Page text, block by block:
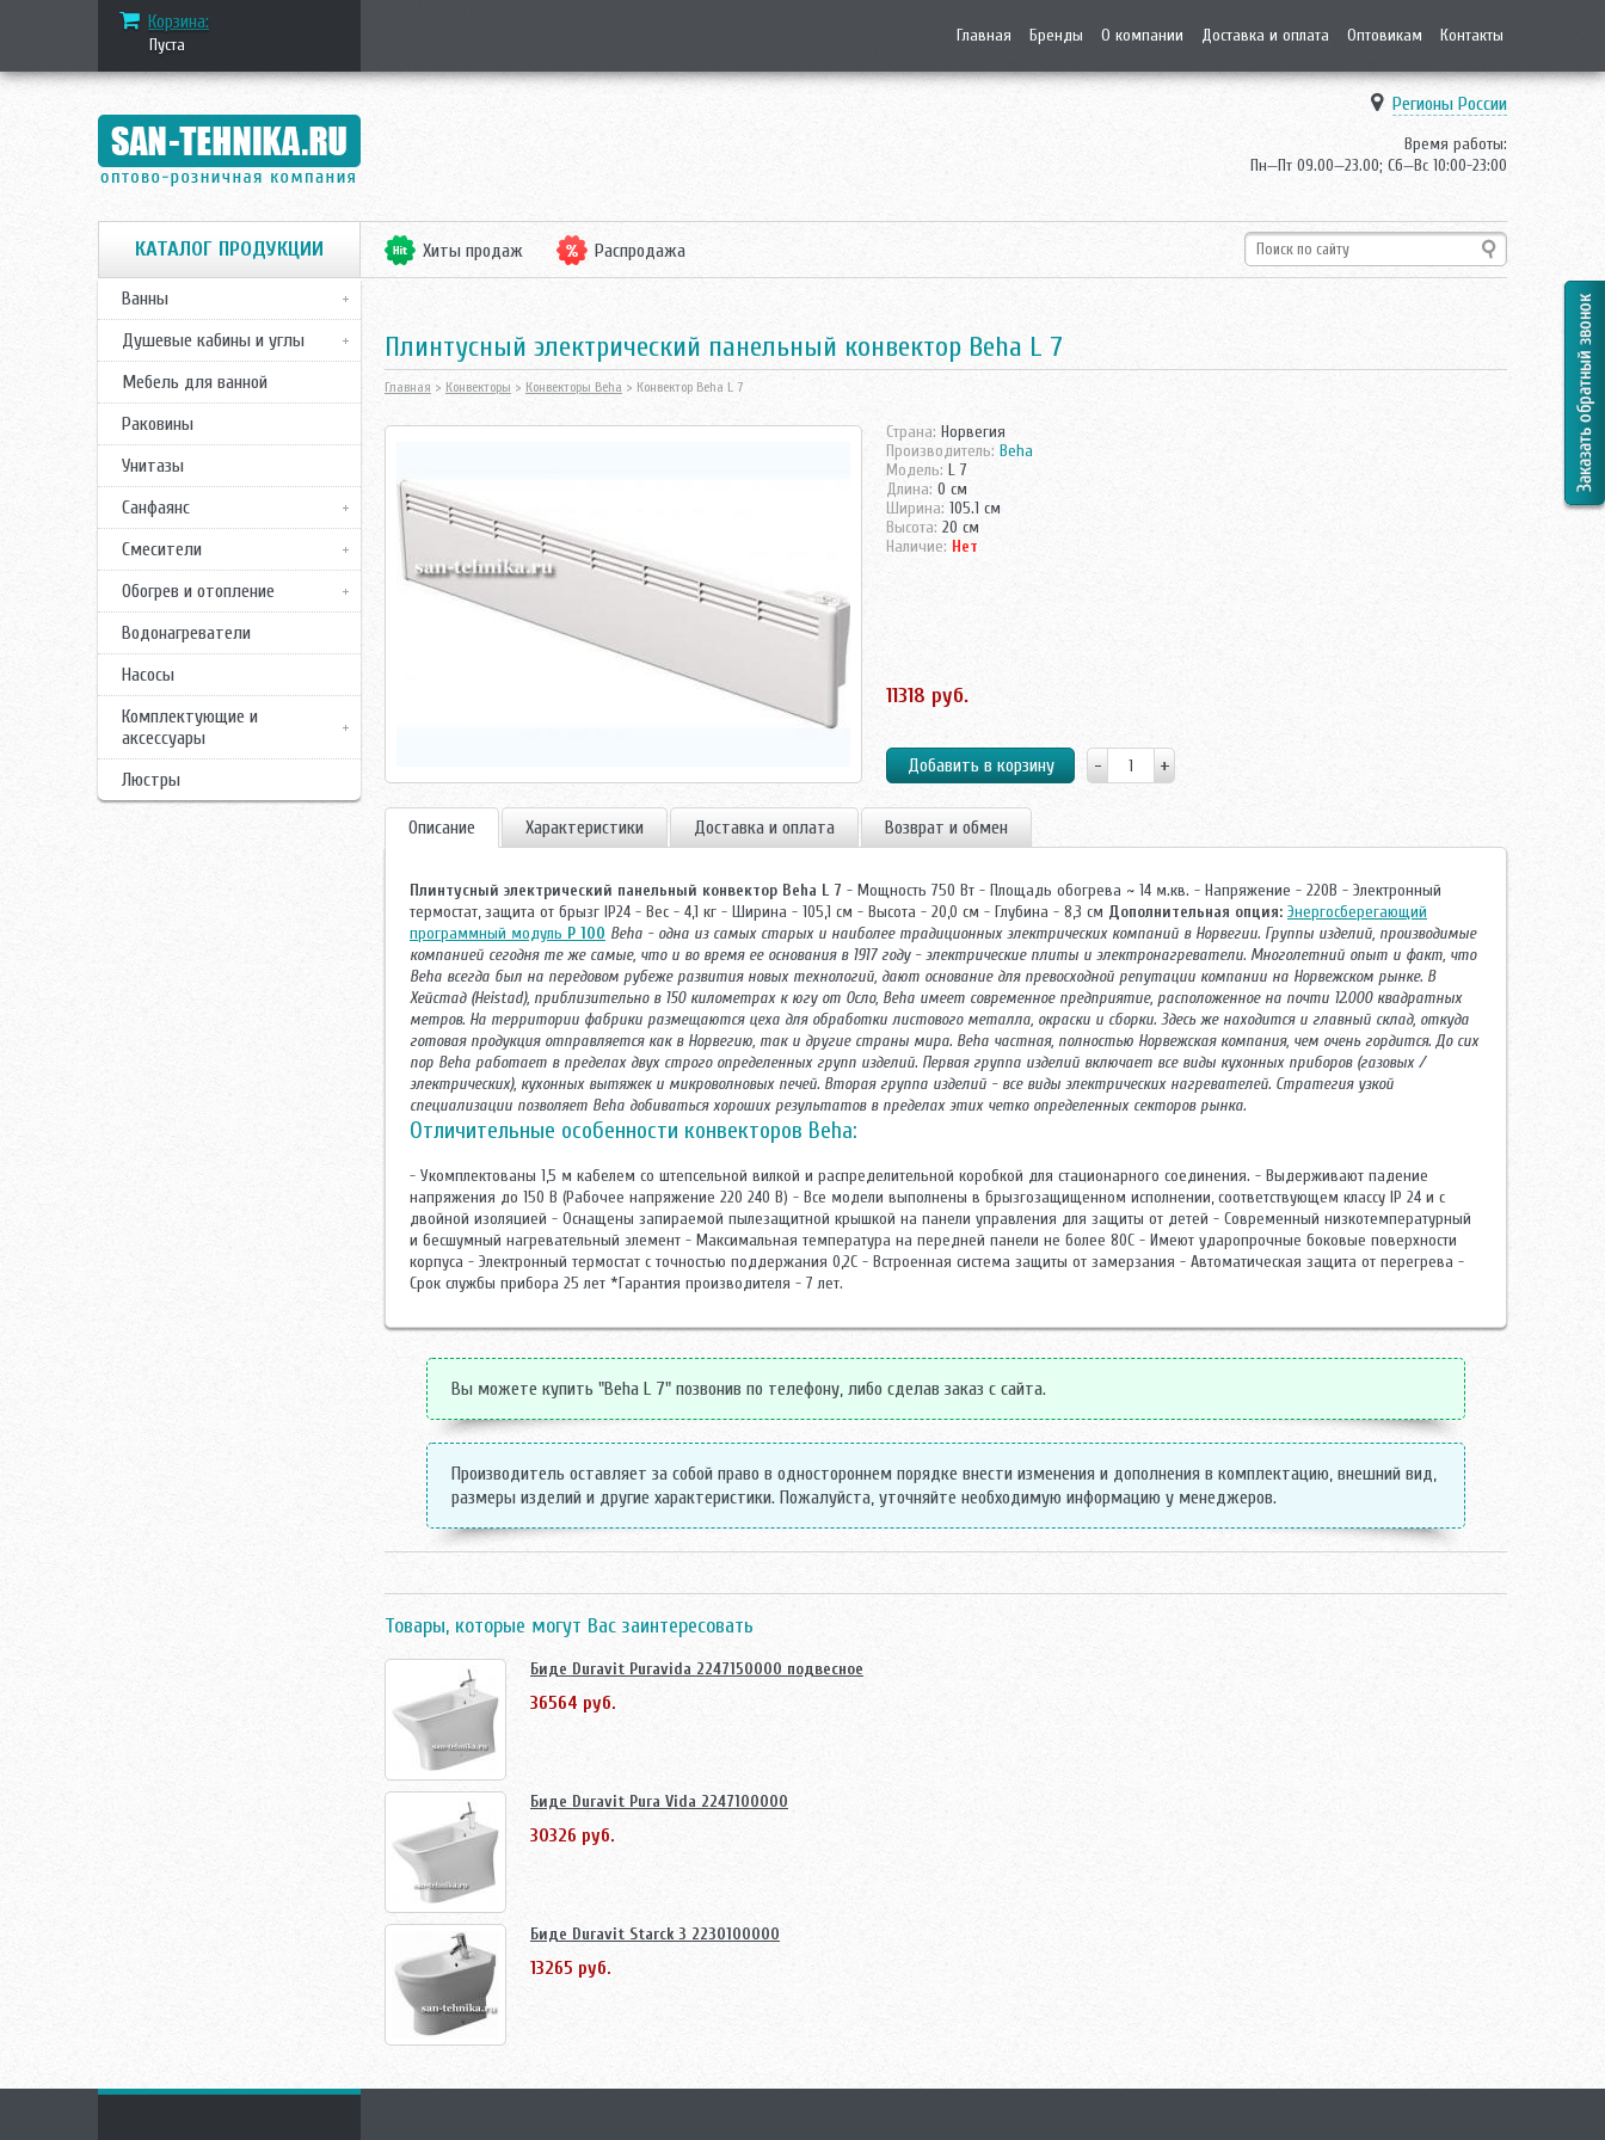
Корзина:
Пуста Главная Бренды О компании Доставка и оплата Оптовикам Контакты
Регионы России
Время работы:
Пн—Пт 09.00—23.00; Сб—Вс 10:00-23:00
КАТАЛОГ ПРОДУКЦИИ
Ванны
Душевые кабины и углы
Мебель для ванной
Раковины
Унитазы
Санфаянс
Смесители
Обогрев и отопление
Водонагреватели
Насосы
Комплектующие и
аксессуары
Люстры
Хиты продаж Распродажа
Плинтусный электрический панельный конвектор Beha L 7
Главная > Конвекторы > Конвекторы Beha > Конвектор Beha L 7
Страна: Норвегия
Производитель: Beha
Модель: L 7
Длина: 0 см
Ширина: 105.1 см
Высота: 20 см
Наличие: Нет
11318 руб.
Описание Характеристики Доставка и оплата Возврат и обмен
Плинтусный электрический панельный конвектор Beha L 7 - Мощность 750 Вт - Площадь обогрева ~ 14 м.кв. - Напряжение - 220В - Электронный
термостат, защита от брызг IP24 - Вес - 4,1 кг - Ширина - 105,1 см - Высота - 20,0 см - Глубина - 8,3 см Дополнительная опция: Энергосберегающий
программный модуль P 100 Beha - одна из самых старых и наиболее традиционных электрических компаний в Норвегии. Группы изделий, производимые
компанией сегодня те же самые, что и во время ее основания в 1917 году - электрические плиты и электронагреватели. Многолетний опыт и факт, что
Beha всегда был на передовом рубеже развития новых технологий, дают основание для превосходной репутации компании на Норвежском рынке. В
Хейстад (Heistad), приблизительно в 150 километрах к югу от Осло, Beha имеет современное предприятие, расположенное на почти 12.000 квадратных
метров. На территории фабрики размещаются цеха для обработки листового металла, окраски и сборки. Здесь же находится и главный склад, откуда
готовая продукция отправляется как в Норвегию, так и другие страны мира. Beha частная, полностью Норвежская компания, чем очень гордится. До сих
пор Beha работает в пределах двух строго определенных групп изделий. Первая группа изделий включает все виды кухонных приборов (газовых /
электрических), кухонных вытяжек и микроволновых печей. Вторая группа изделий - все виды электрических нагревателей. Стратегия узкой
специализации позволяет Beha добиваться хороших результатов в пределах этих четко определенных секторов рынка.
Отличительные особенности конвекторов Beha:
- Укомплектованы 1,5 м кабелем со штепсельной вилкой и распределительной коробкой для стационарного соединения. - Выдерживают падение
напряжения до 150 В (Рабочее напряжение 220 240 В) - Все модели выполнены в брызгозащищенном исполнении, соответствующем классу IP 24 и с
двойной изоляцией - Оснащены запираемой пылезащитной крышкой на панели управления для защиты от детей - Современный низкотемпературный
и бесшумный нагревательный элемент - Максимальная температура на передней панели не более 80С - Имеют ударопрочные боковые поверхности
корпуса - Электронный термостат с точностью поддержания 0,2С - Встроенная система защиты от замерзания - Автоматическая защита от перегрева -
Срок службы прибора 25 лет *Гарантия производителя - 7 лет.
Вы можете купить "Beha L 7" позвонив по телефону, либо сделав заказ с сайта.
Производитель оставляет за собой право в одностороннем порядке внести изменения и дополнения в комплектацию, внешний вид,
размеры изделий и другие характеристики. Пожалуйста, уточняйте необходимую информацию у менеджеров.
Товары, которые могут Вас заинтересовать
Биде Duravit Puravida 2247150000 подвесное
36564 руб.
Биде Duravit Pura Vida 2247100000
30326 руб.
Биде Duravit Starck 3 2230100000
13265 руб.